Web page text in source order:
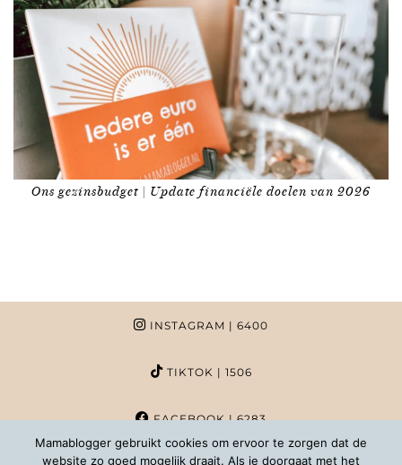
Ons gezinsbudget | Update financiële doelen van 2026
INSTAGRAM | 6400
TIKTOK | 1506
FACEBOOK| 6283
Mamablogger gebruikt cookies om ervoor te zorgen dat de
website zo goed mogelijk draait. Als je doorgaat met het